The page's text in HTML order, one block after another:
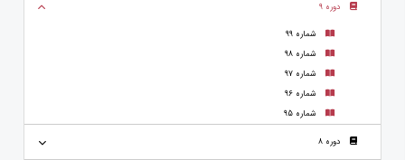
دوره 9
شماره 99
شماره 98
شماره 97
شماره 96
شماره 95
دوره 8